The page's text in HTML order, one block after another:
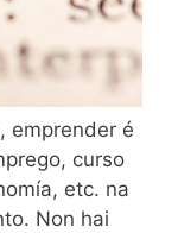
emprender é
curso
etc. na
Non hai